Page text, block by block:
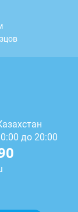
до 20:00